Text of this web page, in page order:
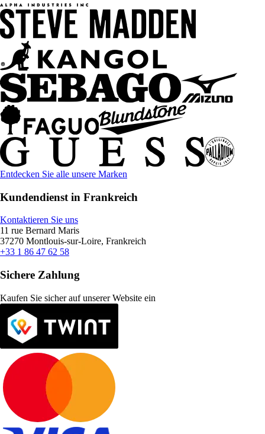
Entdecken Sie alle unsere Marken
Kundendienst in Frankreich
Kontaktieren Sie uns
11 rue Bernard Maris
37270 Montlouis-sur-Loire, Frankreich
+33 1 86 47 62 58
Sichere Zahlung
Kaufen Sie sicher auf unserer Website ein